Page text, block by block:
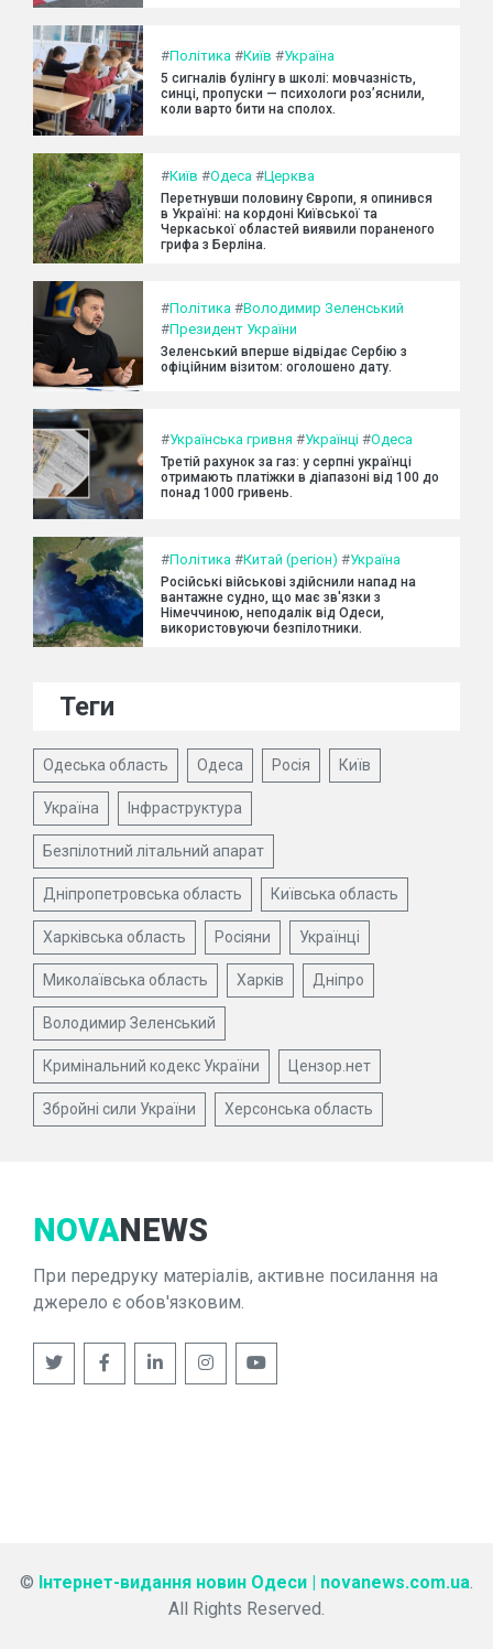
#Політика #Київ #Україна
5 сигналів булінгу в школі: мовчазність,
синці, пропуски — психологи роз’яснили,
коли варто бити на сполох.
#Київ #Одеса #Церква
Перетнувши половину Європи, я опинився
в Україні: на кордоні Київської та
Черкаської областей виявили пораненого
грифа з Берліна.
#Політика #Володимир Зеленський
#Президент України
Зеленський вперше відвідає Сербію з
офіційним візитом: оголошено дату.
#Українська гривня #Українці #Одеса
Третій рахунок за газ: у серпні українці
отримають платіжки в діапазоні від 100 до
понад 1000 гривень.
#Політика #Китай (регіон) #Україна
Російські військові здійснили напад на
вантажне судно, що має зв'язки з
Німеччиною, неподалік від Одеси,
використовуючи безпілотники.
Теги
Одеська область Одеса Росія Київ
Україна Інфраструктура
Безпілотний літальний апарат
Дніпропетровська область Київська область
Харківська область Росіяни Українці
Миколаївська область Харків Дніпро
Володимир Зеленський
Кримінальний кодекс України Цензор.нет
Збройні сили України Херсонська область
NOVANEWS
При передруку матеріалів, активне посилання на
джерело є обов'язковим.
© Інтернет-видання новин Одеси | novanews.com.ua.
All Rights Reserved.